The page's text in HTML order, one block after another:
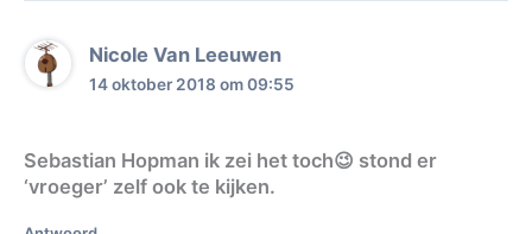
Nicole Van Leeuwen
14 oktober 2018 om 09:55
Sebastian Hopman ik zei het toch😉 stond er
‘vroeger’ zelf ook te kijken.